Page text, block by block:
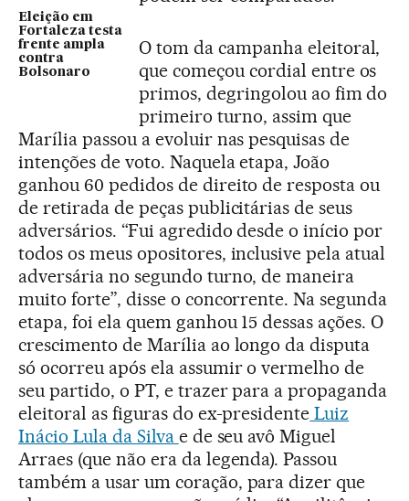
Eleição em
Fortaleza testa
frente ampla
contra
Bolsonaro
O tom da campanha eleitoral,
que começou cordial entre os
primos, degringolou ao fim do
primeiro turno, assim que
Marília passou a evoluir nas pesquisas de
intenções de voto. Naquela etapa, João
ganhou 60 pedidos de direito de resposta ou
de retirada de peças publicitárias de seus
adversários. “Fui agredido desde o início por
todos os meus opositores, inclusive pela atual
adversária no segundo turno, de maneira
muito forte”, disse o concorrente. Na segunda
etapa, foi ela quem ganhou 15 dessas ações. O
crescimento de Marília ao longo da disputa
só ocorreu após ela assumir o vermelho de
seu partido, o PT, e trazer para a propaganda
eleitoral as figuras do ex-presidente Luiz
Inácio Lula da Silva e de seu avô Miguel
Arraes (que não era da legenda). Passou
também a usar um coração, para dizer que